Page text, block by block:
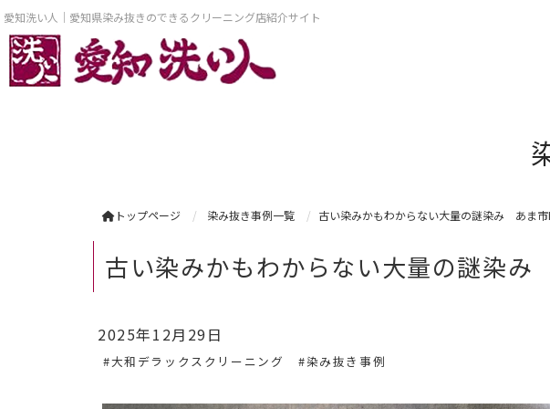
愛知洗い人｜愛知県染み抜きのできるクリーニング店紹介サイト
トップページ 染み抜き事例一覧 古い染みかもわからない大量の謎染み あま市
古い染みかもわからない大量の謎染
2025年12月29日
#大和デラックスクリーニング #染み抜き事例